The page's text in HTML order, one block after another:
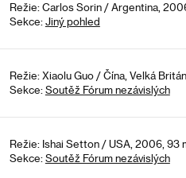
Režie: Carlos Sorin / Argentina,
Sekce: Jiný pohled
Režie: Xiaolu Guo / Čína, Velká
Sekce: Soutěž Fórum nezávislých
Režie: Ishai Setton / USA, 2006, 93
Sekce: Soutěž Fórum nezávislých